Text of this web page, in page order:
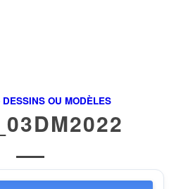
DESSINS OU MODÈLES